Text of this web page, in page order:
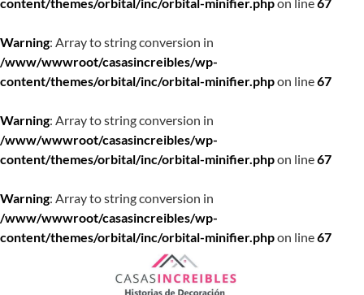
Warning: Array to string conversion in
/www/wwwroot/casasincreibles/wp-
content/themes/orbital/inc/orbital-minifier.phpon line67
Warning: Array to string conversion in
/www/wwwroot/casasincreibles/wp-
content/themes/orbital/inc/orbital-minifier.phpon line67
Warning: Array to string conversion in
/www/wwwroot/casasincreibles/wp-
content/themes/orbital/inc/orbital-minifier.phpon line67